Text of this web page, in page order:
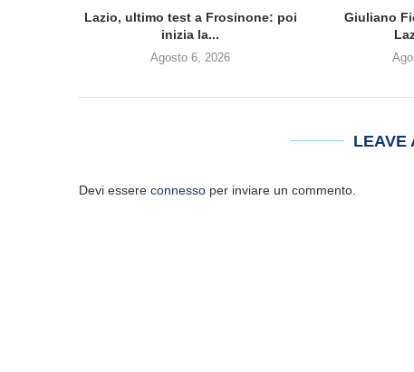
Lazio, ultimo test a Frosinone: poi
inizia la...
Agosto 6, 2026
Giuliano
LEAVE
Devi essere connesso per inviare un commento.